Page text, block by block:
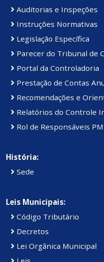
Auditorias e Inspeções
Instruções Normativas
Legislação Específica
Parecer do Tribunal de
Portal da Controladoria
Prestação de Contas
Recomendações e
Relatórios do Controle
Rol de Responsáveis PM
História:
Sede
Leis Municipais:
Código Tributário
Decretos
Lei Orgânica Municipal